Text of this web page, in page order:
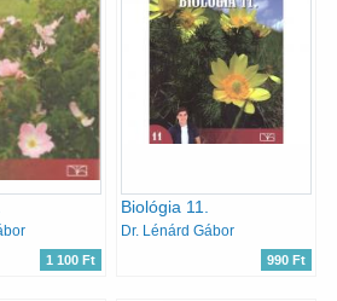
1 100 Ft
Biológia 11.
Dr. Lénárd Gábor
990 Ft